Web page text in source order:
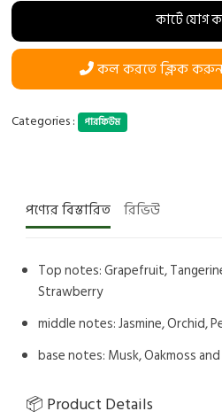
কার্টে যোগ
কল করতে ক্লিক করুন
Categories : পারফিউম
পণ্যের বিস্তারিত রিভিউ
Top notes: Grapefruit,
Strawberry
middle notes: Jasmine, Orchid,
base notes: Musk, Oakmoss
📦 Product Details